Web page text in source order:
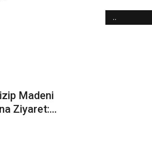
Madeni
Ziyaret:...
..